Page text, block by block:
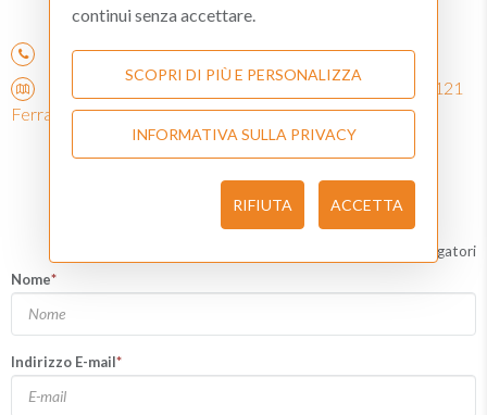
(+39) 0532209036
Punto consulenza: Corso Porta Po, 74 (1° piano) - 44121
Ferrara
Richiedi informazioni
Campi obbligatori
Nome*
Indirizzo E-mail*
continui senza accettare.
SCOPRI DI PIÙ E PERSONALIZZA
INFORMATIVA SULLA PRIVACY
RIFIUTA ACCETTA